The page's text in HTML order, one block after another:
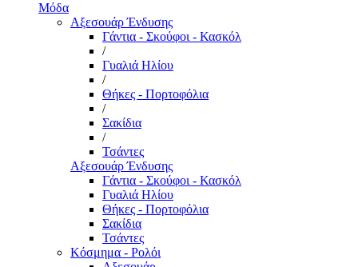
Μόδα
Αξεσουάρ Ένδυσης
Γάντια - Σκούφοι - Κασκόλ
/
Γυαλιά Ηλίου
/
Θήκες - Πορτοφόλια
/
Σακίδια
/
Τσάντες
Αξεσουάρ Ένδυσης
Γάντια - Σκούφοι - Κασκόλ
Γυαλιά Ηλίου
Θήκες - Πορτοφόλια
Σακίδια
Τσάντες
Κόσμημα - Ρολόι